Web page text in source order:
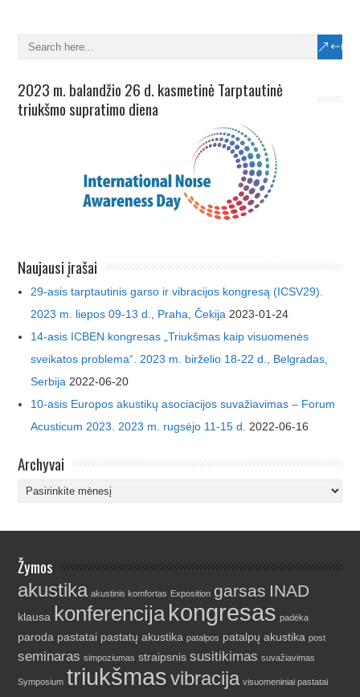
2023 m. balandžio 26 d. kasmetinė Tarptautinė
triukšmo supratimo diena
Naujausi įrašai
29-asis tarptautinis garso ir vibracijos kongresą (ICSV29).
2023 m. liepos 09-13 d., Praha, Čekija 2023-01-24
14-asis ICBEN kongresas „Triukšmas kaip visuomenės
sveikatos problema“. 2023 m. birželio 18-22 d., Belgradas,
Serbija 2022-06-20
10-asis Europos akustikų asociacijos suvažiavimas – Forum
Acusticum 2023. 2023 m. rugsėjo 11-15 d.
2022-06-16
Archyvai
Archyvai
Žymos
akustika akustinis komfortas Exposition garsas INAD
klausa konferencija kongresas padėka
paroda pastatai pastatų akustika patalpos patalpų akustika post
seminaras simpoziumas straipsnis susitikimas suvažiavimas
Symposium triukšmasvibracija visuomeniniai pastatai